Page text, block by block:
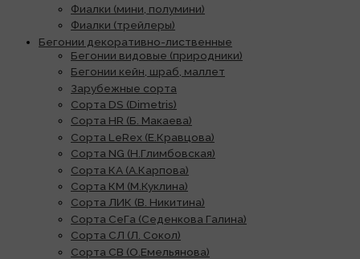
Фиалки (мини, полумини)
Фиалки (трейлеры)
Бегонии декоративно-лиственные
Бегонии видовые (природники)
Бегонии кейн, шраб, маллет
Зарубежные сорта
Сорта DS (Dimetris)
Сорта HR (Б. Макаева)
Сорта LeRex (Е.Кравцова)
Сорта NG (Н.Глимбовская)
Сорта КА (А.Карпова)
Сорта КМ (М.Куклина)
Сорта ЛИК (В. Никитина)
Сорта СеГа (Седенкова Галина)
Сорта СЛ (Л. Сокол)
Сорта СВ (О.Емельянова)